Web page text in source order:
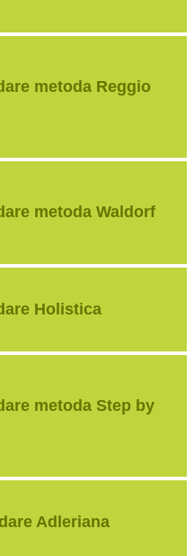
metoda Reggio
metoda Waldorf
Holistica
metoda Step by
Adleriana